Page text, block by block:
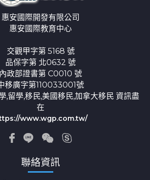
惠安國際開發有限公司
惠安國際教育中心
交觀甲字第 5168 號
品保字第 北0632 號
內政部證書第 C0010 號
移廣字第110033001號
,留學,移民,美國移民,加拿大移民 資訊盡
在
www.wgp.com.tw/
聯絡資訊